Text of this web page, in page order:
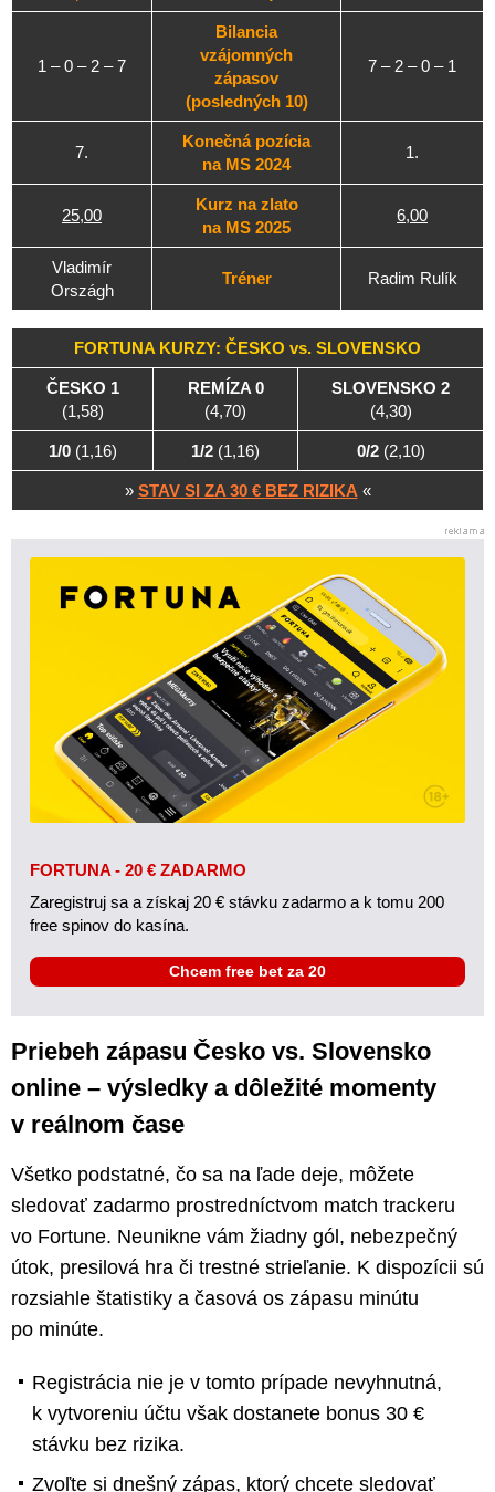
1 – 0 – 2 – 7
Bilancia
vzájomných
zápasov
(posledných 10)
7 – 2 – 0 – 1
7.
Konečná pozícia
na MS 2024
1.
25,00
Kurz na zlato
na MS 2025
6,00
Vladimír
Országh
Tréner Radim Rulík
FORTUNA KURZY: ČESKO vs. SLOVENSKO
ČESKO 1
(1,58)
REMÍZA 0
(4,70)
SLOVENSKO 2
(4,30)
1/0(1,16) 1/2 (1,16) 0/2(2,10)
» STAV SI ZA 30 € BEZ RIZIKA «
FORTUNA - 20 € ZADARMO
Zaregistruj sa a získaj 20 € stávku zadarmo a k tomu 200
free spinov do kasína.
Chcem free bet za 20
Priebeh zápasu Česko vs. Slovensko
online – výsledky a dôležité momenty
v reálnom čase
Všetko podstatné, čo sa na ľade deje, môžete
sledovať zadarmo prostredníctvom match trackeru
vo Fortune. Neunikne vám žiadny gól, nebezpečný
útok, presilová hra či trestné strieľanie. K dispozícii sú
rozsiahle štatistiky a časová os zápasu minútu
po minúte.
Registrácia nie je v tomto prípade nevyhnutná,
k vytvoreniu účtu však dostanete bonus 30 €
stávku bez rizika.
Zvoľte si dnešný zápas, ktorý chcete sledovať